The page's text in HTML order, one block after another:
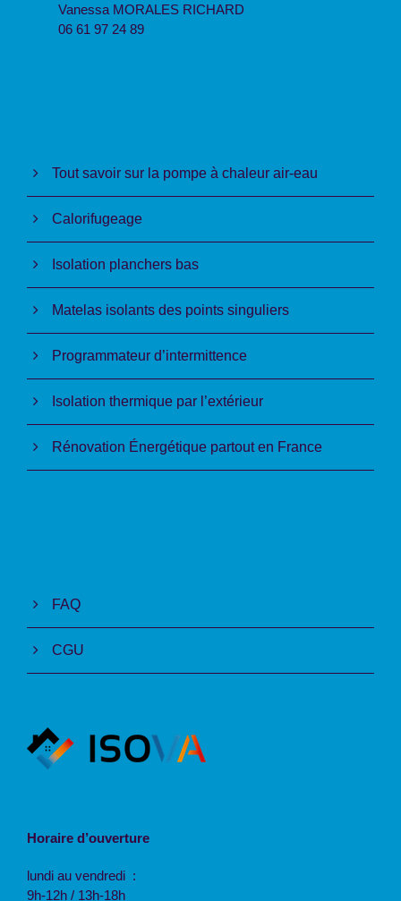
Vanessa MORALES RICHARD
06 61 97 24 89
Tout savoir sur la pompe à chaleur air-eau
Calorifugeage
Isolation planchers bas
Matelas isolants des points singuliers
Programmateur d’intermittence
Isolation thermique par l’extérieur
Rénovation Énergétique partout en France
FAQ
CGU
Horaire d’ouverture
lundi au vendredi :
9h-12h / 13h-18h